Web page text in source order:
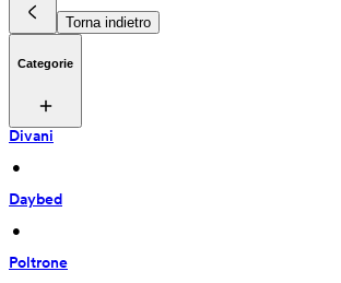
Torna indietro
Categorie
Divani
•
Daybed
•
Poltrone